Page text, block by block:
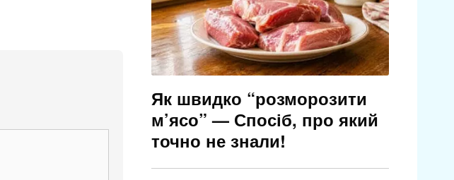
Як швидко “розморозити
м’ясо” — Спосіб, про який
точно не знали!